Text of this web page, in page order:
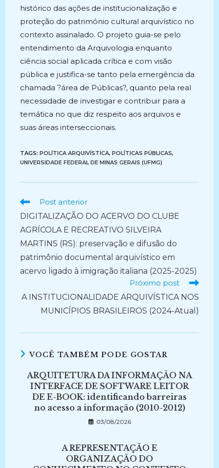
histórico das ações de institucionalização e
proteção do patrimônio cultural arquivístico no
contexto assinalado. O projeto guia-se pelo
entendimento da Arquivologia enquanto
ciência social aplicada crítica e com visão
pública e justifica-se tanto pela emergência da
chamada ?área de Públicas?, quanto pela real
necessidade de investigar e contribuir para a
temática no que diz respeito aos arquivos e
suas áreas interseccionais.
TAGS:POLÍTICA ARQUIVÍSTICA, POLÍTICAS PÚBLICAS,
UNIVERSIDADE FEDERAL DE MINAS GERAIS (UFMG)
Ler
artigos
Post anterior
DIGITALIZAÇÃO DO ACERVO DO CLUBE
AGRÍCOLA E RECREATIVO SILVEIRA
MARTINS (RS): preservação e difusão do
patrimônio documental arquivístico em
acervo ligado à imigração italiana (2025-2025)
Próximo post
A INSTITUCIONALIDADE ARQUIVÍSTICA NOS
MUNICÍPIOS BRASILEIROS (2024-Atual)
VOCÊ TAMBÉM PODE GOSTAR
ARQUITETURA DA INFORMAÇÃO NA
INTERFACE DE SOFTWARE LEITOR
DE E-BOOK: identificando barreiras
no acesso a informação (2010-2012)
03/08/2026
A REPRESENTAÇÃO E
ORGANIZAÇÃO DO